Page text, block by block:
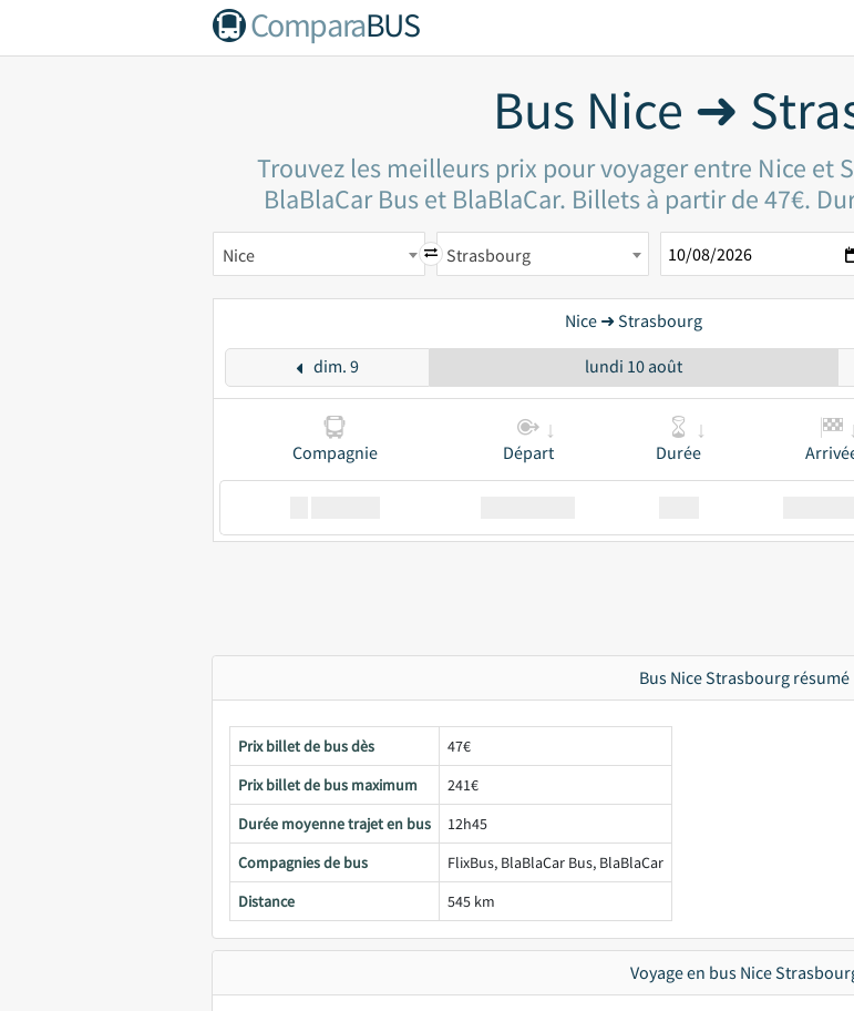
ComparaBUS
Bus Nice ➜
Trouvez les meilleurs prix pour voyager entre Nice et
BlaBlaCar Bus et BlaBlaCar. Billets à partir de 47€.
Nice Strasbourg
Nice ➜ Strasbourg
dim. 9 lundi 10 août
Compagnie Départ Durée
Bus Nice Strasbourg résumé
Prix billet de bus dès
47€
Prix billet de bus maximum
241€
Durée moyenne trajet en bus
12h45
Compagnies de bus
FlixBus, BlaBlaCar Bus, BlaBlaCar
Distance
545 km
Voyage en bus Nice